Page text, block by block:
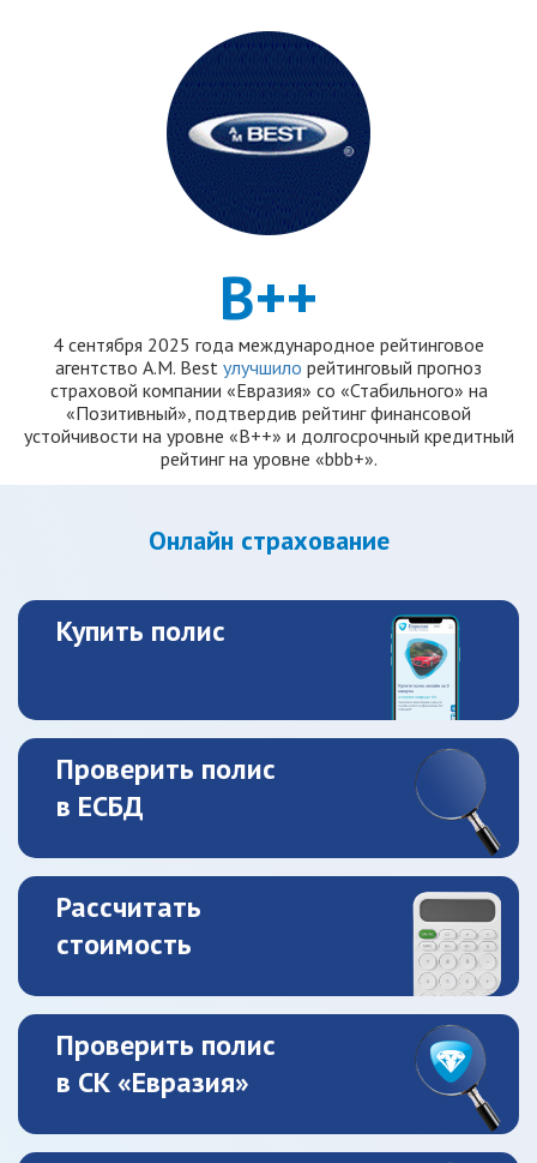
B++
4 сентября 2025 года международное рейтинговое
агентство A.M. Best улучшило рейтинговый прогноз
страховой компании «Евразия» со «Стабильного» на
«Позитивный», подтвердив рейтинг финансовой
устойчивости на уровне «B++» и долгосрочный кредитный
рейтинг на уровне «bbb+».
Онлайн страхование
Купить полис
Проверить полис
в ЕСБД
Рассчитать
стоимость
Проверить полис
в СК «Евразия»